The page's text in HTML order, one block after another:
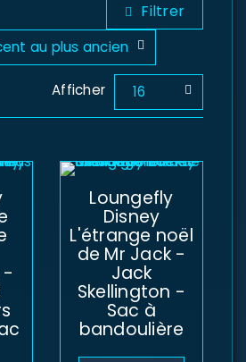
Filtrer
au plus ancien
Afficher 16
-
Loungefly
Disney
L'étrange noël
de Mr Jack -
Jack
Skellington -
Sac à
bandoulière